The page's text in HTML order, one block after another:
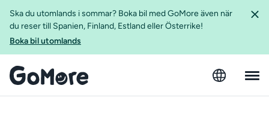
Ska du utomlands i sommar? Boka bil med GoMore även när
du reser till Spanien, Finland, Estland eller Österrike!
Boka bil utomlands